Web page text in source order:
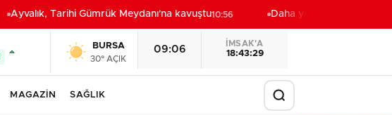
Ayvalık, Tarihi Gümrük Meydanı'na kavuştu10:56 Daha yeşil Milas için yoğun
BURSA
30° AÇIK
09:06
İMSAK'A
18:43:27
MAGAZİN SAĞLIK